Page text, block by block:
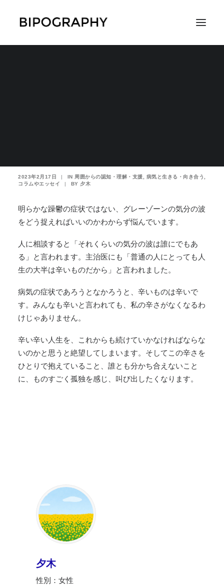
2023年2月17日 | IN 周囲からの認知・理解・支援 病気と生きる・向き合う
コラムやエッセイ
| BY 夕木
明らかな躁鬱の症状ではない、グレーゾーンの気分の波
をどう捉えればいいのかわからず悩んでいます。
人に相談すると「それくらいの気分の波は誰にでもあ
る」と言われます。主治医にも「普通の人にとっても人
生の大半は辛いものだから」と言われました。
病気の症状であろうとなかろうと、辛いものは辛いで
す。みんなも辛いと言われても、私の辛さがなくなるわ
けじゃありません。
辛い辛い人生を、これからも続けていかなければならな
いのかと思うと絶望してしまいます。そしてこの辛さを
ひとりで抱えていること、誰とも分かち合えないこと
に、ものすごく孤独を感じ、叫び出したくなります。
夕木
性別：女性